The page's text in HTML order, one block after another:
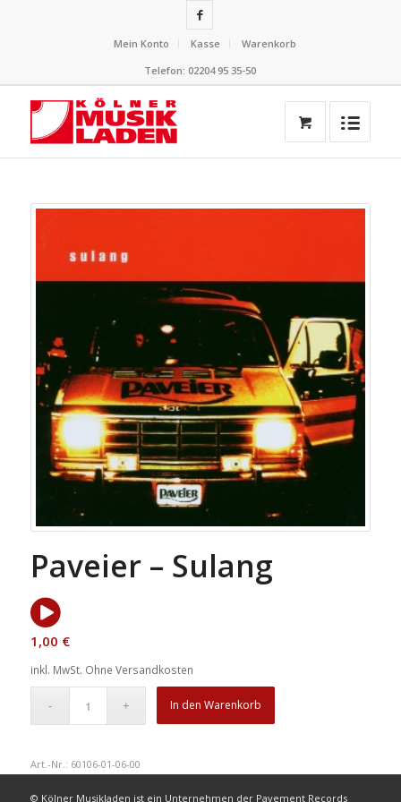
Mein Konto Kasse
Warenkorb
Telefon: 02204 95 35-50
Paveier – Sulang
1,00 €
inkl. MwSt. Ohne Versandkosten
In den Warenkorb
Art.-Nr.: 60106-01-06-00
© Kölner Musikladen ist ein Unternehmen der Pavement Records